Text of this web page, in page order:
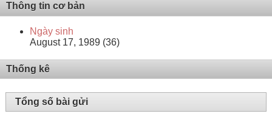
Thông tin cơ bản
Ngày sinh
August 17, 1989 (36)
Thống kê
Tổng số bài gửi